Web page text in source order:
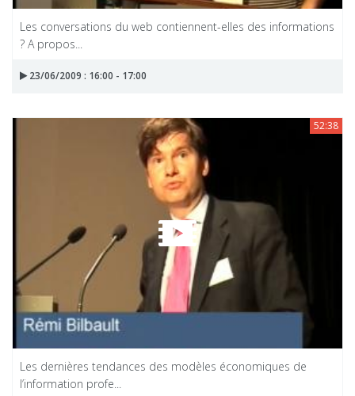
Les conversations du web contiennent-elles des informations
? A propos...
23/06/2009 : 16:00 - 17:00
52:38
Les dernières tendances des modèles économiques de
l’information profe...